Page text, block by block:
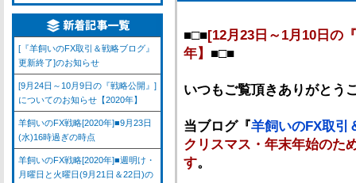
■□■[12月23日～1月10日の
年】 ■□■
いつもご覧頂きありがとう
当ブログ『羊飼いのFX取引
クリスマス・年末年始のた
す。
[『羊飼いのFX取引＆戦略ブログ』
更新終了]のお知らせ
[9月24日～10月9日の『戦略公開』]
についてのお知らせ【2020年】
羊飼いのFX戦略[2020年]■9月23日
(水)16時過ぎの時点
羊飼いのFX戦略[2020年]■週明け・
月曜日と火曜日(9月21日＆22日)の